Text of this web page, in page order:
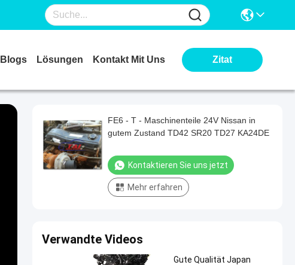
Blogs Lösungen Kontakt Mit Uns Zitat
FE6 - T - Maschinenteile 24V Nissan in
gutem Zustand TD42 SR20 TD27 KA24DE
Kontaktieren Sie uns jetzt
Mehr erfahren
Verwandte Videos
Gute Qualität Japan